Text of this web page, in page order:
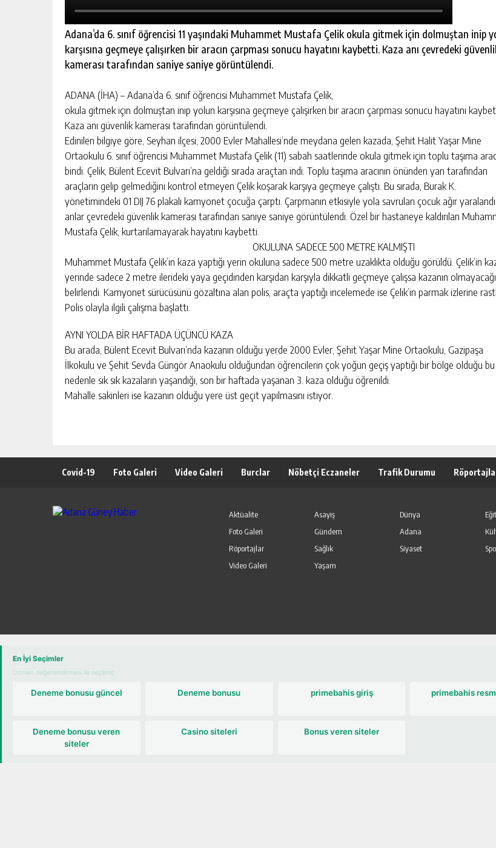
Adana’da 6. sınıf öğrencisi 11 yaşındaki Muhammet Mustafa Çelik okula gitmek için dolmuştan inip
karşısına geçmeye çalışırken bir aracın çarpması sonucu hayatını kaybetti. Kaza anı çevredeki
kamerası tarafından saniye saniye görüntülendi.
ADANA (İHA) – Adana’da 6. sınıf öğrencisi Muhammet Mustafa Çelik,
okula gitmek için dolmuştan inip yolun karşısına geçmeye çalışırken bir aracın çarpması sonucu hayatını
Kaza anı güvenlik kamerası tarafından görüntülendi.
Edinilen bilgiye göre, Seyhan ilçesi, 2000 Evler Mahallesi’nde meydana gelen kazada, Şehit Halit Yaşar Mine
Ortaokulu 6. sınıf öğrencisi Muhammet Mustafa Çelik (11) sabah saatlerinde okula gitmek için toplu taşıma
bindi. Çelik, Bülent Ecevit Bulvarı’na geldiği sırada araçtan indi. Toplu taşıma aracının önünden yan tarafından
araçların gelip gelmediğini kontrol etmeyen Çelik koşarak karşıya geçmeye çalıştı. Bu sırada, Burak K.
yönetimindeki 01 DIJ 76 plakalı kamyonet çocuğa çarptı. Çarpmanın etkisiyle yola savrulan çocuk ağır
anlar çevredeki güvenlik kamerası tarafından saniye saniye görüntülendi. Özel bir hastaneye kaldırılan
Mustafa Çelik, kurtarılamayarak hayatını kaybetti.
OKULUNA SADECE 500 METRE KALMIŞTI
Muhammet Mustafa Çelik’in kaza yaptığı yerin okuluna sadece 500 metre uzaklıkta olduğu görüldü. Çelik’in
yerinde sadece 2 metre ilerideki yaya geçidinden karşıdan karşıyla dikkatli geçmeye çalışsa kazanın olmayacağı
belirlendi. Kamyonet sürücüsünü gözaltına alan polis, araçta yaptığı incelemede ise Çelik’in parmak izlerine
Polis olayla ilgili çalışma başlattı.
AYNI YOLDA BİR HAFTADA ÜÇÜNCÜ KAZA
Bu arada, Bülent Ecevit Bulvarı’nda kazanın olduğu yerde 2000 Evler, Şehit Yaşar Mine Ortaokulu, Gazipaşa
İlkokulu ve Şehit Sevda Güngör Anaokulu olduğundan öğrencilerin çok yoğun geçiş yaptığı bir bölge olduğu bu
nedenle sık sık kazaların yaşandığı, son bir haftada yaşanan 3. kaza olduğu öğrenildi.
Mahalle sakinleri ise kazanın olduğu yere üst geçit yapılmasını istiyor.
Covid-19 Foto Galeri Video Galeri Burclar Nöbetçi Eczaneler Trafik Durumu
Aktüalite Asayiş Dünya
Foto Galeri
Gündem Adana
Röportajlar
Sağlık Siyaset
Video Galeri
Yaşam
En İyi Seçimler
Uzman değerlendirmesi ile seçilmiş
Deneme bonusu güncel Deneme bonusu primebahis giriş primebahis
Deneme bonusu veren
siteler
Casino siteleri Bonus veren siteler